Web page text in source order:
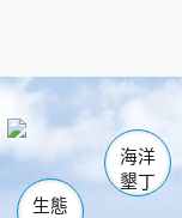
海生館
恆春
龍鑾
瓊
關山
白砂
生態
海洋
墾丁